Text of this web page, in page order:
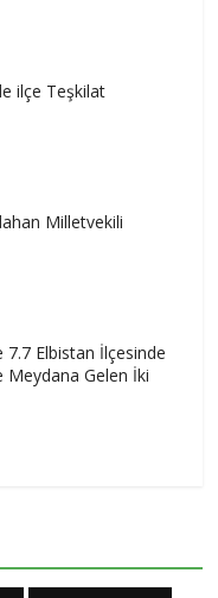
ilçe Teşkilat
Milletvekili
7.7 Elbistan İlçesinde
Meydana Gelen İki